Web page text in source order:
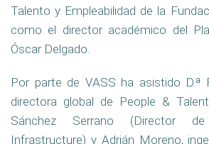
Talento y Empleabilidad de la
como el director académico del
Óscar Delgado.
Por parte de VASS ha asistido D.ª
directora global de People & Talent
Sánchez Serrano (Director
Infrastructure) y Adrián Moreno,